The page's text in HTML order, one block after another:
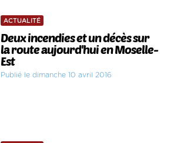
ACTUALITÉ
Deux incendies et un décès sur
la route aujourd'hui en Moselle-
Est
Publié le dimanche 10 avril 2016